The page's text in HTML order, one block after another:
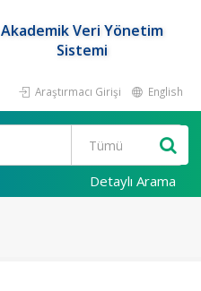
Akademik Veri Yönetim
Sistemi
Araştırmacı Girişi English
Detaylı Arama